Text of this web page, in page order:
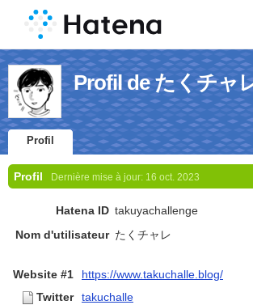
Profil de たくチャ
Profil
Profil Dernière mise à jour: 16 oct. 2023
Hatena ID takuyachallenge
Nom d'utilisateur たくチャレ
Website #1
https://www.takuchalle.blog/
Twitter
takuchalle